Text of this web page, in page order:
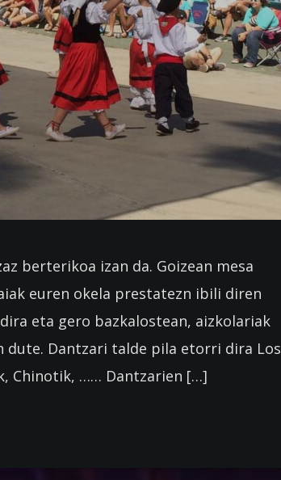
berterikoa izan da. Goizean mesa
euren okela prestatezn ibili diren
eta gero bazkalostean, aizkolariak
dute. Dantzari talde pila etorri dira Los
Chinotik, …… Dantzarien […]